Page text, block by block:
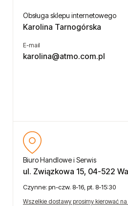
Biuro Handlowe i Serwis
ul. Związkowa 15, 04-522
Czynne: pn-czw. 8-16, pt. 8-15:30
Wszelkie dostawy prosimy kierować
Obsługa sklepu internetowego
Karolina Tarnogórska
E-mail
karolina@atmo.com.pl